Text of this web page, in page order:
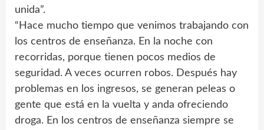
unida”.
“Hace mucho tiempo que venimos trabajando con
los centros de enseñanza. En la noche con
recorridas, porque tienen pocos medios de
seguridad. A veces ocurren robos. Después hay
problemas en los ingresos, se generan peleas o
gente que está en la vuelta y anda ofreciendo
droga. En los centros de enseñanza siempre se